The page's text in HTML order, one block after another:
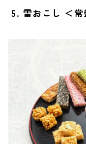
5. 雷おこし ＜常